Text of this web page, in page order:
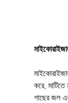
করে,
গাছের জল